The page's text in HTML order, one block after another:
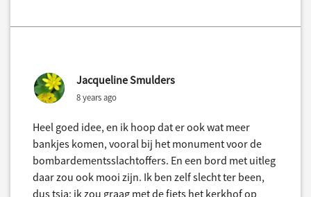
Jacqueline Smulders
8 years ago
Heel goed idee, en ik hoop dat er ook wat meer
bankjes komen, vooral bij het monument voor de
bombardementsslachtoffers. En een bord met uitleg
daar zou ook mooi zijn. Ik ben zelf slecht ter been,
dus tsja: ik zou graag met de fiets het kerkhof op